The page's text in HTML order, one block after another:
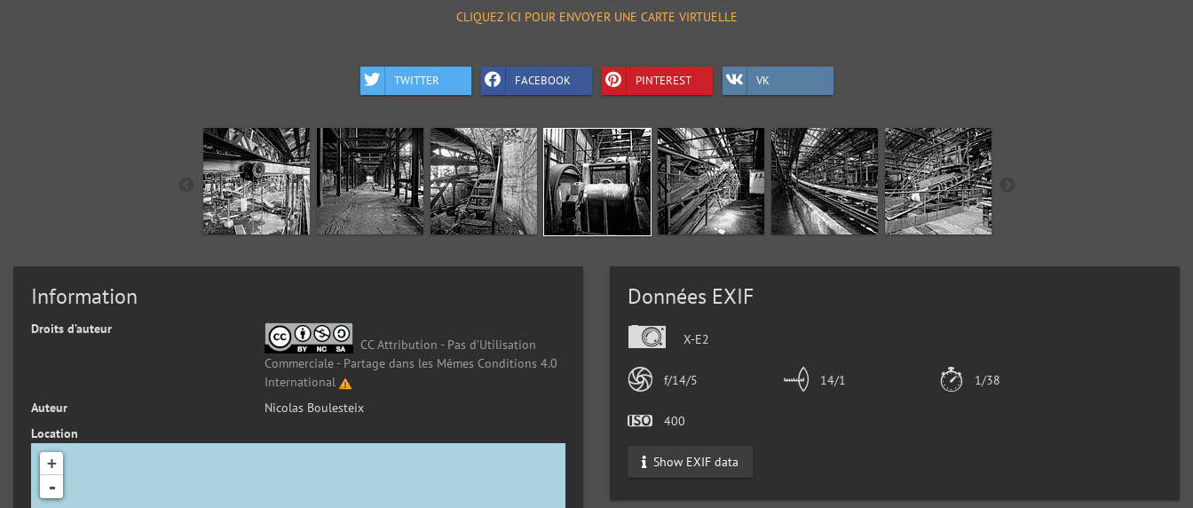
CLIQUEZ ICI POUR ENVOYER UNE CARTE VIRTUELLE
TWITTER FACEBOOK PINTEREST VK
Information
Droits d’auteur
CC Attribution - Pas d’Utilisation
Commerciale - Partage dans les Mêmes Conditions 4.0
International
Auteur
Nicolas Boulesteix
Location
+
-
Données EXIF
X-E2
f/14/5 14/1 1/38
400
Show EXIF data